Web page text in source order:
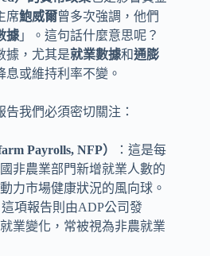
席鮑威爾曾多次強調，他們
據 」。這句話什麼意思呢？
據，尤其是就業數據和通膨
息或維持利率不變。
我們必須密切關注：
Payrolls, NFP）
：這是每
非農業部門新增就業人數的
力市場健康狀況的風向球。
這項報告則由ADP公司發
業變化，常被視為非農就業